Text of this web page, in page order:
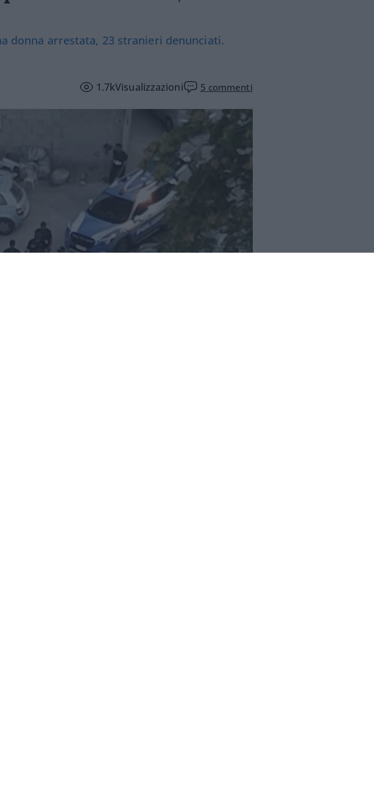
donna arrestata, 23 stranieri denunciati.
1.7kVisualizzazioni 5 commenti